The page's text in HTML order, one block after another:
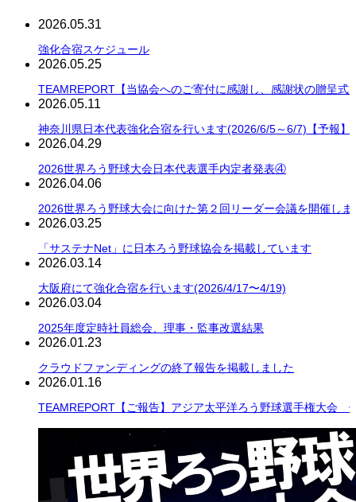
2026.05.31
強化合宿スケジュール
2026.05.25
TEAMREPORT【当協会へのご寄付に感謝し、感謝状の贈呈式
2026.05.11
神奈川県日本代表強化合宿を行います(2026/6/5～6/7)【予報】
2026.04.29
2026世界ろう野球大会日本代表選手内定者発表④
2026.04.06
2026世界ろう野球大会に向けた第２回リーダー会議を開催しま
2026.03.25
「サステナNet」に日本ろう野球協会を掲載しています
2026.03.14
大阪府にて強化合宿を行います(2026/4/17〜4/19)
2026.03.04
2025年度定時社員総会、理事・監事改選結果
2026.01.23
クラウドファンディングの終了報告を掲載しました
2026.01.16
TEAMREPORT【ご報告】アジア太平洋ろう野球選手権大会